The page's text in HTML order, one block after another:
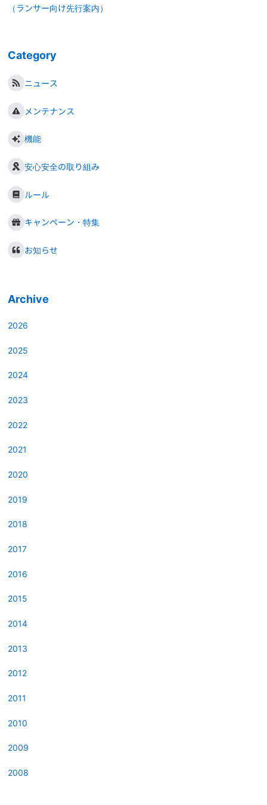
（ランサー向け先行案内）
Category
ニュース
メンテナンス
機能
安心安全の取り組み
ルール
キャンペーン・特集
お知らせ
Archive
2026
2025
2024
2023
2022
2021
2020
2019
2018
2017
2016
2015
2014
2013
2012
2011
2010
2009
2008